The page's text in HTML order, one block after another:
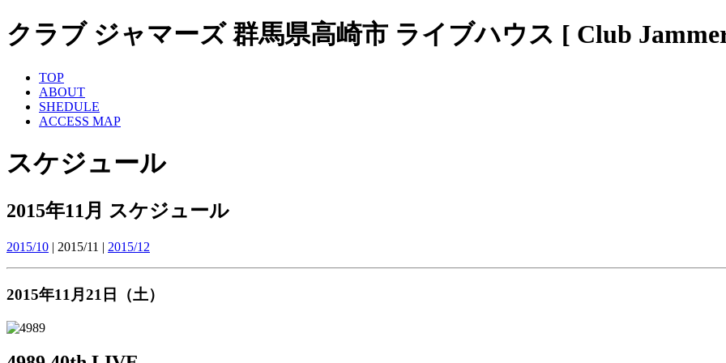
クラブ ジャマーズ 群馬県高崎市 ライブハウス [ Club
TOP
ABOUT
SHEDULE
ACCESS MAP
スケジュール
2015年11月 スケジュール
2015/10 | 2015/11 | 2015/12
2015年11月21日（土）